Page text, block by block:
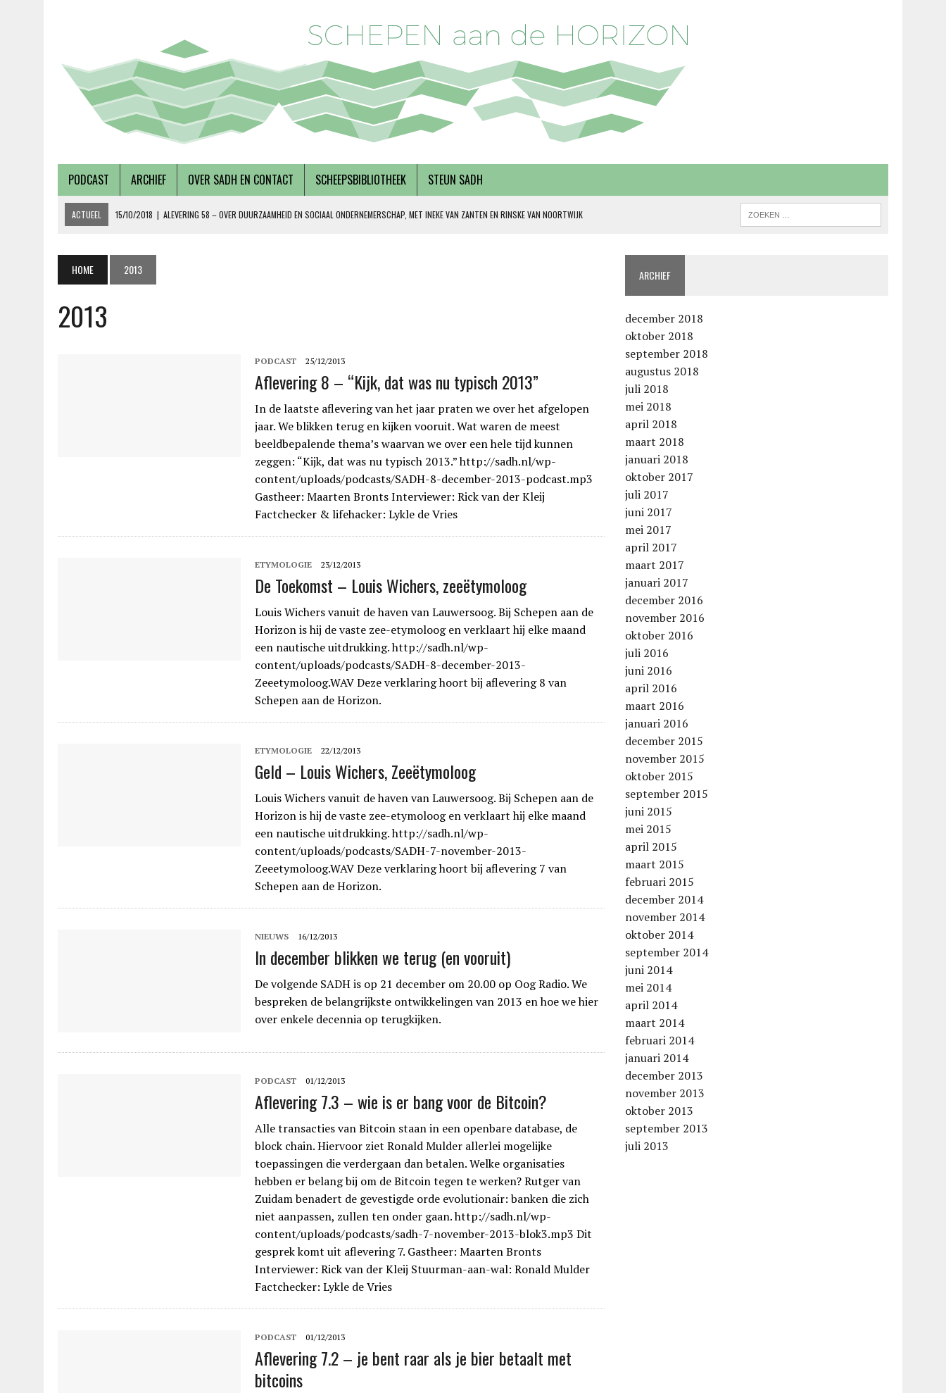
PODCAST ARCHIEF OVER SADH EN CONTACT SCHEEPSBIBLIOTHEEK STEUN SADH
ACTUEEL 15/10/2018 | ALEVERING 58 – OVER DUURZAAMHEID EN SOCIAAL ONDERNEMERSCHAP, MET INEKE VAN ZANTEN EN RINSKE VAN NOORTWIJK
27/07/2018 | AFLEVERING 56 – OVER METABOLE ZIEKTEN, MET TERRY DERKS
08/12/2018
HOME 2013
2013
PODCAST 25/12/2013
Aflevering 8 – “Kijk, dat was nu typisch 2013”
In de laatste aflevering van het jaar praten we over het afgelopen
jaar. We blikken terug en kijken vooruit. Wat waren de meest
beeldbepalende thema’s waarvan we over een hele tijd kunnen
zeggen: “Kijk, dat was nu typisch 2013.” http://sadh.nl/wp-
content/uploads/podcasts/SADH-8-december-2013-podcast.mp3
Gastheer: Maarten Bronts Interviewer: Rick van der Kleij
Factchecker & lifehacker: Lykle de Vries
ETYMOLOGIE 23/12/2013
De Toekomst – Louis Wichers, zeeëtymoloog
Louis Wichers vanuit de haven van Lauwersoog. Bij Schepen aan de
Horizon is hij de vaste zee-etymoloog en verklaart hij elke maand
een nautische uitdrukking. http://sadh.nl/wp-
content/uploads/podcasts/SADH-8-december-2013-
Zeeetymoloog.WAV Deze verklaring hoort bij aflevering 8 van
Schepen aan de Horizon.
ETYMOLOGIE 22/12/2013
Geld – Louis Wichers, Zeeëtymoloog
Louis Wichers vanuit de haven van Lauwersoog. Bij Schepen aan de
Horizon is hij de vaste zee-etymoloog en verklaart hij elke maand
een nautische uitdrukking. http://sadh.nl/wp-
content/uploads/podcasts/SADH-7-november-2013-
Zeeetymoloog.WAV Deze verklaring hoort bij aflevering 7 van
Schepen aan de Horizon.
NIEUWS 16/12/2013
In december blikken we terug (en vooruit)
De volgende SADH is op 21 december om 20.00 op Oog Radio. We
bespreken de belangrijkste ontwikkelingen van 2013 en hoe we hier
over enkele decennia op terugkijken.
PODCAST 01/12/2013
Aflevering 7.3 – wie is er bang voor de Bitcoin?
Alle transacties van Bitcoin staan in een openbare database, de
block chain. Hiervoor ziet Ronald Mulder allerlei mogelijke
toepassingen die verdergaan dan betalen. Welke organisaties
hebben er belang bij om de Bitcoin tegen te werken? Rutger van
Zuidam benadert de gevestigde orde evolutionair: banken die zich
niet aanpassen, zullen ten onder gaan. http://sadh.nl/wp-
content/uploads/podcasts/sadh-7-november-2013-blok3.mp3 Dit
gesprek komt uit aflevering 7. Gastheer: Maarten Bronts
Interviewer: Rick van der Kleij Stuurman-aan-wal: Ronald Mulder
Factchecker: Lykle de Vries
PODCAST 01/12/2013
Aflevering 7.2 – je bent raar als je bier betaalt met
bitcoins
ARCHIEF
december 2018
oktober 2018
september 2018
augustus 2018
juli 2018
mei 2018
april 2018
maart 2018
januari 2018
oktober 2017
juli 2017
juni 2017
mei 2017
april 2017
maart 2017
januari 2017
december 2016
november 2016
oktober 2016
juli 2016
juni 2016
april 2016
maart 2016
januari 2016
december 2015
november 2015
oktober 2015
september 2015
juni 2015
mei 2015
april 2015
maart 2015
februari 2015
december 2014
november 2014
oktober 2014
september 2014
juni 2014
mei 2014
april 2014
maart 2014
februari 2014
januari 2014
december 2013
november 2013
oktober 2013
september 2013
juli 2013